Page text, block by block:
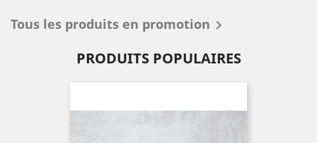
Tous les produits en promotion 
PRODUITS POPULAIRES